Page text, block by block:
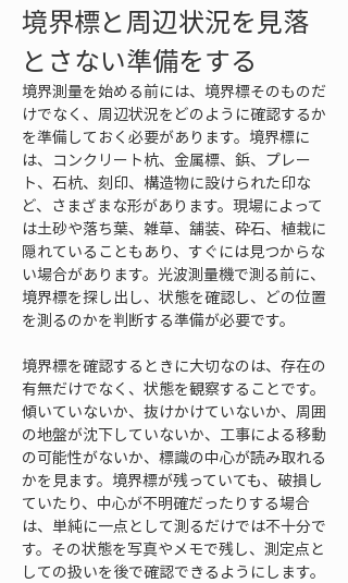
境界標と周辺状況を見落
とさない準備をする
境界測量を始める前には、境界標そのものだ
けでなく、周辺状況をどのように確認するか
を準備しておく必要があります。境界標に
は、コンクリート杭、金属標、鋲、プレー
ト、石杭、刻印、構造物に設けられた印な
ど、さまざまな形があります。現場によって
は土砂や落ち葉、雑草、舗装、砕石、植栽に
隠れていることもあり、すぐには見つからな
い場合があります。光波測量機で測る前に、
境界標を探し出し、状態を確認し、どの位置
を測るのかを判断する準備が必要です。
境界標を確認するときに大切なのは、存在の
有無だけでなく、状態を観察することです。
傾いていないか、抜けかけていないか、周囲
の地盤が沈下していないか、工事による移動
の可能性がないか、標識の中心が読み取れる
かを見ます。境界標が残っていても、破損し
ていたり、中心が不明確だったりする場合
は、単純に一点として測るだけでは不十分で
す。その状態を写真やメモで残し、測定点と
しての扱いを後で確認できるようにします。